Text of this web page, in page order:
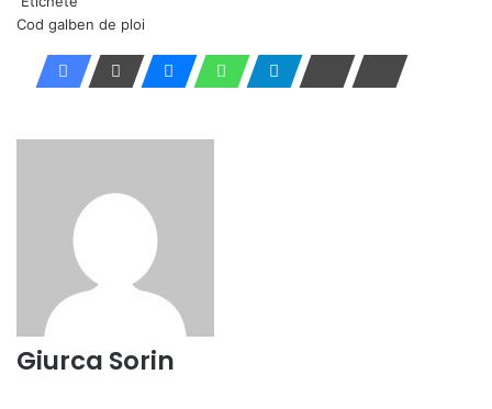
Cod galben de ploi
Giurca Sorin